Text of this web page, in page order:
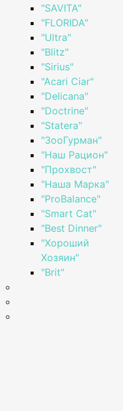
"SAVITA"
"FLORIDA"
"Ultra"
"Blitz"
"Sirius"
"Acari Ciar"
"Delicana"
"Doctrine"
"Statera"
"ЗооГурман"
"Наш Рацион"
"Прохвост"
"Наша Марка"
"ProBalance"
"Smart Cat"
"Best Dinner"
"Хороший
Хозяин"
"Brit"